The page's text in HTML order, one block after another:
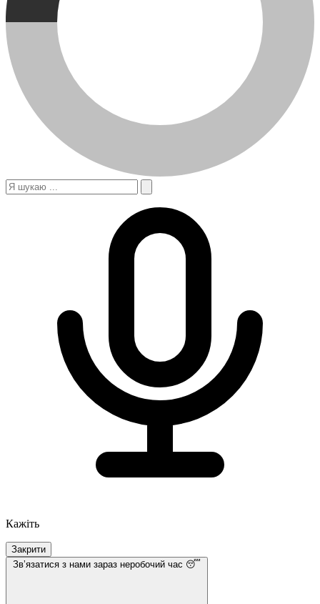
Кажіть
Закрити
Звʼязатися з нами зараз неробочий час 😴